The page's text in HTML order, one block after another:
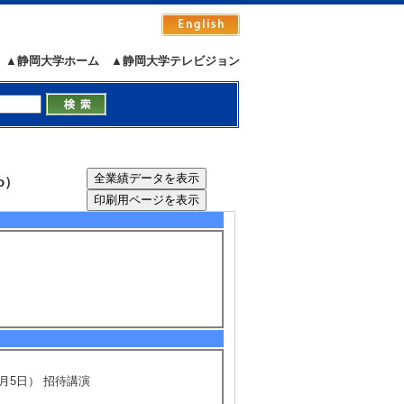
▲静岡大学テレビジョン
▲静岡大学ホーム
AND INHIBITION IN CONJ
著論文] 該当しない
within a dialysis arteriovenous graft
年） [査読] 有 [国際共著論文] 該当し
Shinichiro Yanase and Hid
5/23全件表示
5日） 招待講演